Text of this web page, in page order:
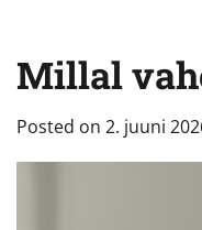
Millal
Posted on 2. juuni